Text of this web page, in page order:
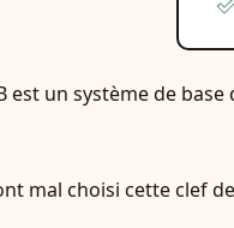
est un système de
mal choisi cette clef